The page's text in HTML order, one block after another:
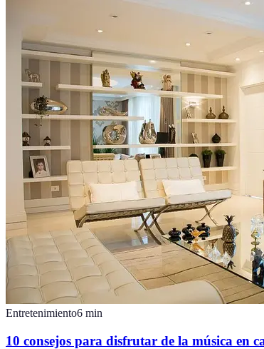
Entretenimiento6 min
10 consejos para disfrutar de la música en